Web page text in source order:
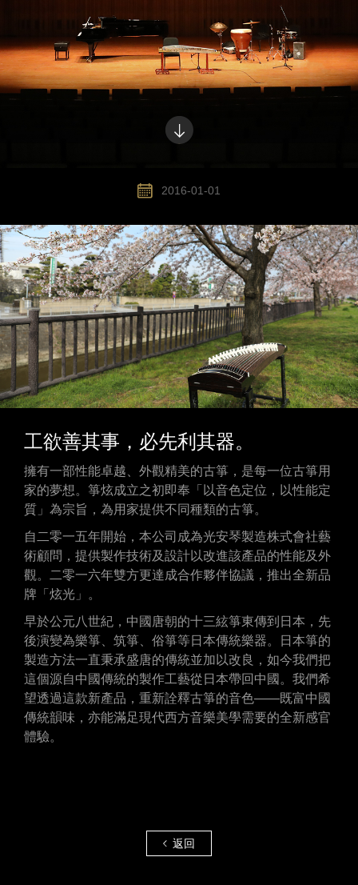
2016-01-01
工欲善其事，必先利其器。
擁有一部性能卓越、外觀精美的古箏，是每一位古箏用
家的夢想。箏炫成立之初即奉「以音色定位，以性能定
質」為宗旨，為用家提供不同種類的古箏。
自二零一五年開始，本公司成為光安琴製造株式會社藝
術顧問，提供製作技術及設計以改進該產品的性能及外
觀。二零一六年雙方更達成合作夥伴協議，推出全新品
牌「炫光」。
早於公元八世紀，中國唐朝的十三絃箏東傳到日本，先
後演變為樂箏、筑箏、俗箏等日本傳統樂器。日本箏的
製造方法一直秉承盛唐的傳統並加以改良，如今我們把
這個源自中國傳統的製作工藝從日本帶回中國。我們希
望透過這款新產品，重新詮釋古箏的音色——既富中國
傳統韻味，亦能滿足現代西方音樂美學需要的全新感官
體驗。
返回